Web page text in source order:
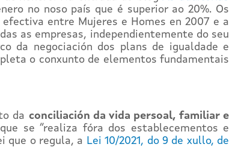
no noso país que é superior ao 20%. Os
entre Mujeres e Homes en 2007 e a
as empresas, independientemente do seu
da negociación dos plans de igualdade e
o conxunto de elementos fundamentais
da conciliación da vida persoal, familiar e
se “realiza fóra dos establecementos e
que o regula, a Lei 10/2021, do 9 de xullo, de